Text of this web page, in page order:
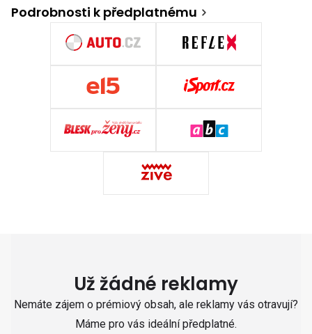
Podrobnosti k předplatnému
Už žádné reklamy
Nemáte zájem o prémiový obsah, ale reklamy vás otravují?
Máme pro vás ideální předplatné.